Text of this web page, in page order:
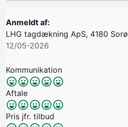
Anmeldt af:
LHG tagdækning ApS, 4180 Sorø
12/05-2026
Kommunikation
Aftale
Pris jfr. tilbud